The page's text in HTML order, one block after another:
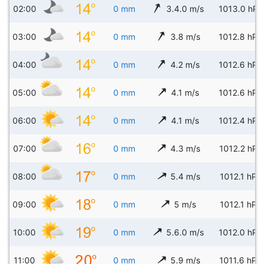
02:00 0 mm 3.4.0 m/s 1013.0 hPa
03:00 0 mm 3.8 m/s 1012.8 hPa
04:00 0 mm 4.2 m/s 1012.6 hPa
05:00 0 mm 4.1 m/s 1012.6 hPa
06:00 0 mm 4.1 m/s 1012.4 hPa
07:00 0 mm 4.3 m/s 1012.2 hPa
08:00 0 mm 5.4 m/s 1012.1 hPa
09:00 0 mm 5 m/s 1012.1 hPa
10:00 0 mm 5.6.0 m/s 1012.0 hPa
11:00 0 mm 5.9 m/s 1011.6 hPa